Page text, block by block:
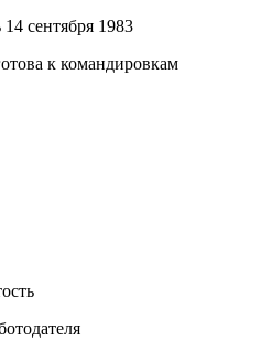
14 сентября 1983
к командировкам